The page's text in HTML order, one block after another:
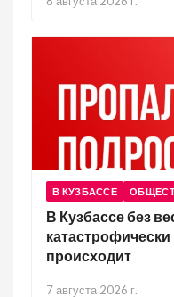
В КУЗБАССЕ
В Кузбассе без
катастрофически
происходит
7 августа 2026 г.